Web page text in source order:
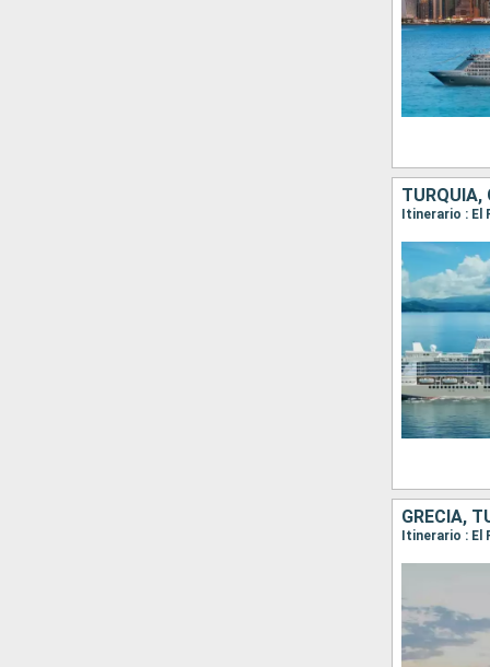
TURQUÍA,
Itinerario :
GRECIA,
Itinerario :